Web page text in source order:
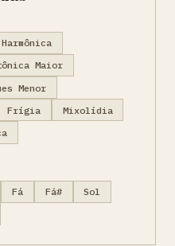
Maior
Menor
Frígia
Mixolídia
Fá Fá#
Sol